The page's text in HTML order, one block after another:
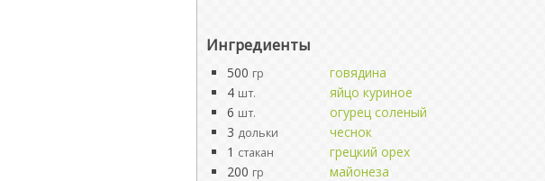
Ингредиенты
500 гр
говядина
4 шт.
яйцо куриное
6 шт.
огурец соленый
3 дольки
чеснок
1 стакан
грецкий орех
200 гр майонеза